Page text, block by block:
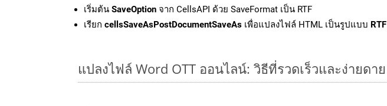
เริ่มต้น SaveOption จาก CellsAPI ด้วย SaveFormat เป็น RTF
เรียก cellsSaveAsPostDocumentSaveAs เพื่อแปลงไฟล์ HTML เป็นรูปแบบ RTF
แปลงไฟล์ Word OTT ออนไลน์: วิธีที่รวดเร็วและง่ายดาย